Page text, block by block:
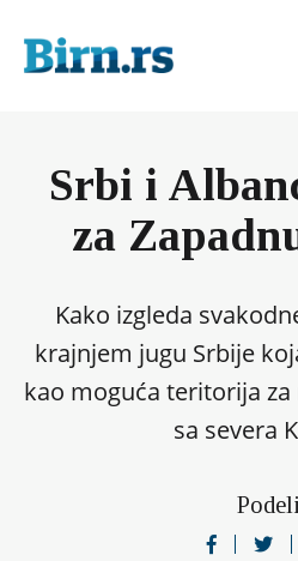
Srbi i
za
Kako izgleda
krajnjem jugu Srbije
kao moguća teritorija
sa severa
Podeli